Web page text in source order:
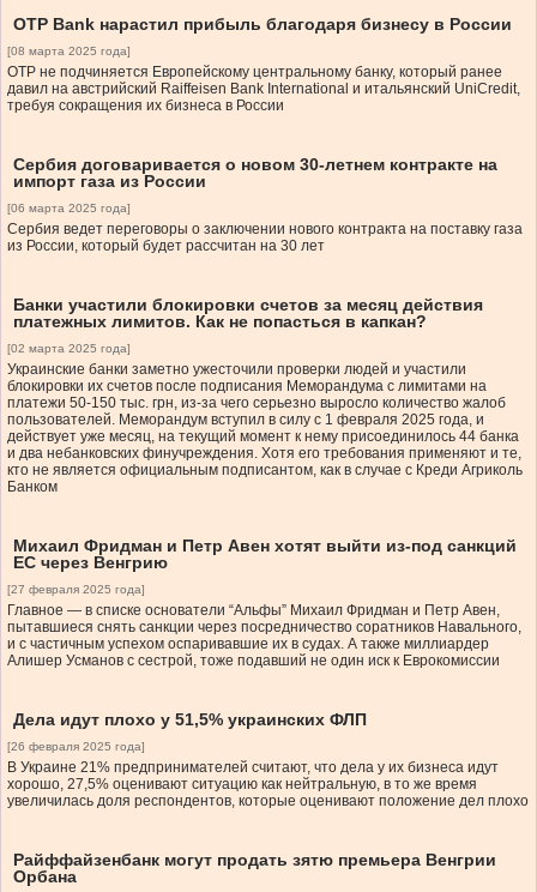
OTP Bank нарастил прибыль благодаря бизнесу в России
[08 марта 2025 года]
OTP не подчиняется Европейскому центральному банку, который ранее
давил на австрийский Raiffeisen Bank International и итальянский UniCredit,
требуя сокращения их бизнеса в России
Сербия договаривается о новом 30-летнем контракте на
импорт газа из России
[06 марта 2025 года]
Сербия ведет переговоры о заключении нового контракта на поставку газа
из России, который будет рассчитан на 30 лет
Банки участили блокировки счетов за месяц действия
платежных лимитов. Как не попасться в капкан?
[02 марта 2025 года]
Украинские банки заметно ужесточили проверки людей и участили
блокировки их счетов после подписания Меморандума с лимитами на
платежи 50-150 тыс. грн, из-за чего серьезно выросло количество жалоб
пользователей. Меморандум вступил в силу с 1 февраля 2025 года, и
действует уже месяц, на текущий момент к нему присоединилось 44 банка
и два небанковских финучреждения. Хотя его требования применяют и те,
кто не является официальным подписантом, как в случае с Креди Агриколь
Банком
Михаил Фридман и Петр Авен хотят выйти из-под санкций
ЕС через Венгрию
[27 февраля 2025 года]
Главное — в списке основатели “Альфы” Михаил Фридман и Петр Авен,
пытавшиеся снять санкции через посредничество соратников Навального,
и с частичным успехом оспаривавшие их в судах. А также миллиардер
Алишер Усманов с сестрой, тоже подавший не один иск к Еврокомиссии
Дела идут плохо у 51,5% украинских ФЛП
[26 февраля 2025 года]
В Украине 21% предпринимателей считают, что дела у их бизнеса идут
хорошо, 27,5% оценивают ситуацию как нейтральную, в то же время
увеличилась доля респондентов, которые оценивают положение дел плохо
Райффайзенбанк могут продать зятю премьера Венгрии
Орбана